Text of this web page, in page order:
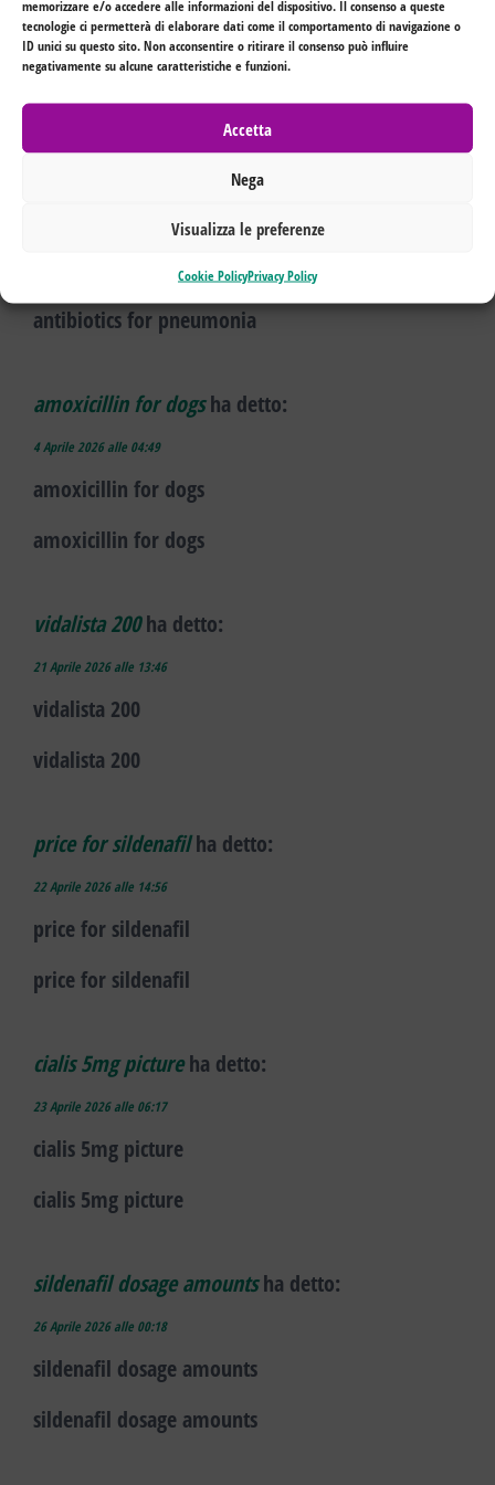
memorizzare e/o accedere alle informazioni del dispositivo. Il consenso a queste
tecnologie ci permetterà di elaborare dati come il comportamento di navigazione o
ID unici su questo sito. Non acconsentire o ritirare il consenso può influire
negativamente su alcune caratteristiche e funzioni.
Accetta
Nega
Visualizza le preferenze
Cookie PolicyPrivacy Policy
29 Marzo 2026 alle 06:07
lopressor metoprolol
lopressor metoprolol
antibiotics for pneumoniaha detto:
antibiotics for pneumonia
antibiotics for pneumonia
amoxicillin for dogs ha detto:
4 Aprile 2026 alle 04:49
amoxicillin for dogs
amoxicillin for dogs
vidalista 200 ha detto:
21 Aprile 2026 alle 13:46
vidalista 200
vidalista 200
price for sildenafil ha detto:
22 Aprile 2026 alle 14:56
price for sildenafil
price for sildenafil
cialis 5mg picture ha detto:
23 Aprile 2026 alle 06:17
cialis 5mg picture
cialis 5mg picture
sildenafil dosage amounts ha detto:
26 Aprile 2026 alle 00:18
sildenafil dosage amounts
sildenafil dosage amounts